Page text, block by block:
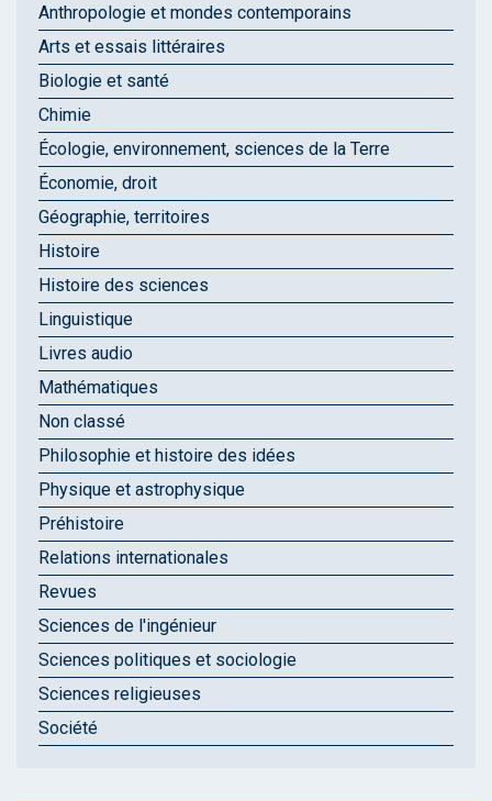
Anthropologie et mondes contemporains
Arts et essais littéraires
Biologie et santé
Chimie
Écologie, environnement, sciences de la Terre
Économie, droit
Géographie, territoires
Histoire
Histoire des sciences
Linguistique
Livres audio
Mathématiques
Non classé
Philosophie et histoire des idées
Physique et astrophysique
Préhistoire
Relations internationales
Revues
Sciences de l'ingénieur
Sciences politiques et sociologie
Sciences religieuses
Société